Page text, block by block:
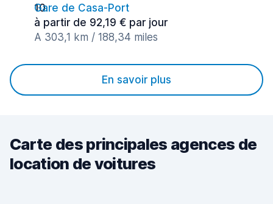
Gare de Casa-Port
à partir de 92,19 € par jour
A 303,1 km / 188,34 miles
En savoir plus
Carte des principales agences de
location de voitures